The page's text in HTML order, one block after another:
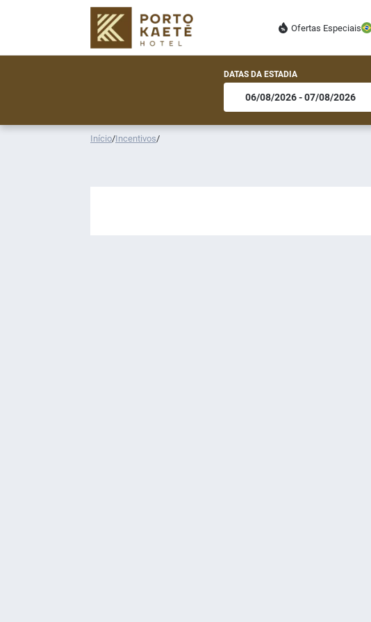
Ofertas Especiais
DATAS DA ESTADIA
Início/Incentivos/